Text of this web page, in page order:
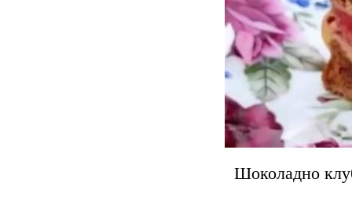
Шоколадно